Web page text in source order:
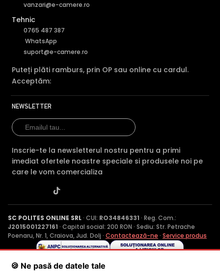
vanzari@e-camere.ro
Tehnic
0765 487 387
WhatsApp
suport@e-camere.ro
Puteți plăti ramburs, prin OP sau online cu cardul.
Acceptăm:
NEWSLETTER
Inscrie-te la newsletterul nostru pentru a primi
imediat ofertele noastre speciale si produsele noi pe
care le vom comercializa
SC POLITES ONLINE SRL· CUI: RO34846331 · Reg. Com.:
J2015001227161 · Capital social: 200 RON · Sediu: Str. Petrache
Poenaru, Nr. 1, Craiova, Jud. Dolj · Contactează-ne · Service produs
© 2026 SC POLITES ONLINE SRL
🍪 Ne pasă de datele tale